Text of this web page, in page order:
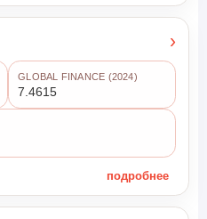
›
GLOBAL FINANCE (2024)
7.4615
подробнее